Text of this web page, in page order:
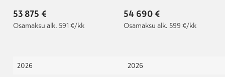
53 875 €
Osamaksu alk. 591 €/kk
2026
,Vetokoukku
54 690 €
Osamaksu alk. 599 €/kk
2026